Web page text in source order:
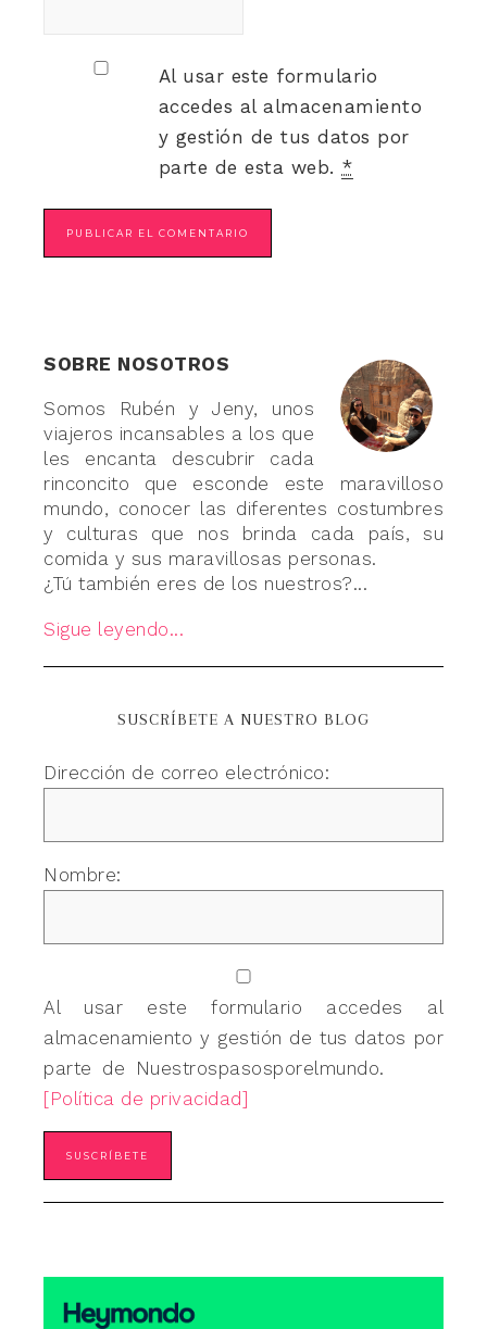
Al usar este formulario
accedes al almacenamiento
y gestión de tus datos por
parte de esta web. *
SOBRE NOSOTROS
Somos Rubén y Jeny, unos
viajeros incansables a los que
les encanta descubrir cada
rinconcito que esconde este maravilloso
mundo, conocer las diferentes costumbres
y culturas que nos brinda cada país, su
comida y sus maravillosas personas.
¿Tú también eres de los nuestros?...
Sigue leyendo...
SUSCRÍBETE A NUESTRO BLOG
Dirección de correo electrónico:
Nombre:
Al usar este formulario accedes al
almacenamiento y gestión de tus datos por
parte de Nuestrospasosporelmundo.
[Política de privacidad]